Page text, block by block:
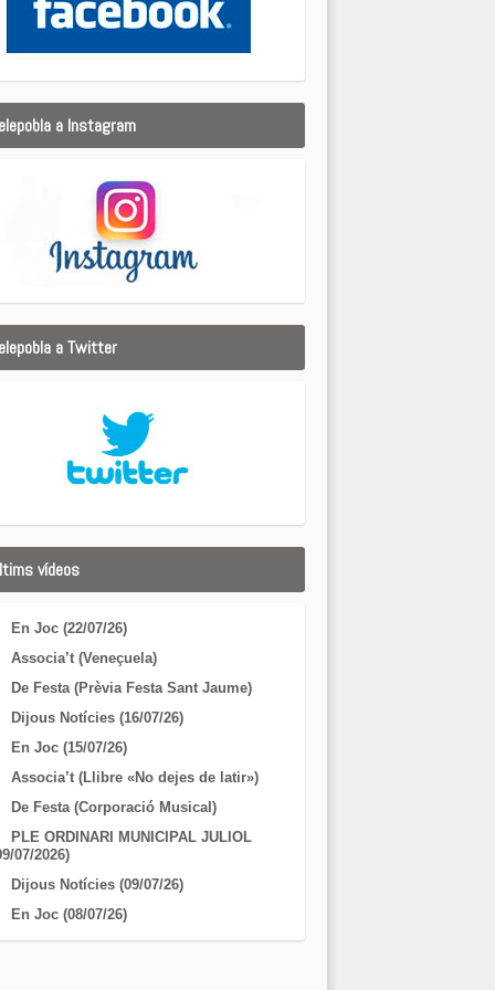
a Instagram
a Twitter
vídeos
En Joc (22/07/26)
Associa’t (Veneçuela)
De Festa (Prèvia Festa Sant Jaume)
Dijous Notícies (16/07/26)
En Joc (15/07/26)
Associa’t (Llibre «No dejes de latir»)
De Festa (Corporació Musical)
PLE ORDINARI MUNICIPAL JULIOL
07/2026)
Dijous Notícies (09/07/26)
En Joc (08/07/26)